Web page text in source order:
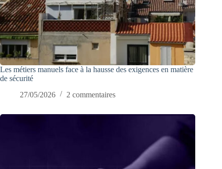
Les métiers manuels face à la hausse des exigences en matière
de sécurité
27/05/2026
2 commentaires